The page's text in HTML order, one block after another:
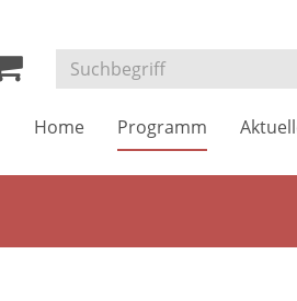
Kurse
suchen
Home Programm